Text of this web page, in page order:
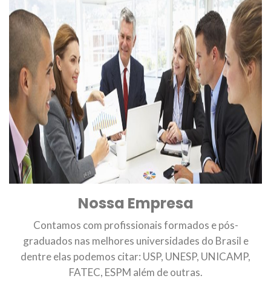
Nossa Empresa
Contamos com profissionais formados e pós-
graduados nas melhores universidades do Brasil e
dentre elas podemos citar: USP, UNESP, UNICAMP,
FATEC, ESPM além de outras.